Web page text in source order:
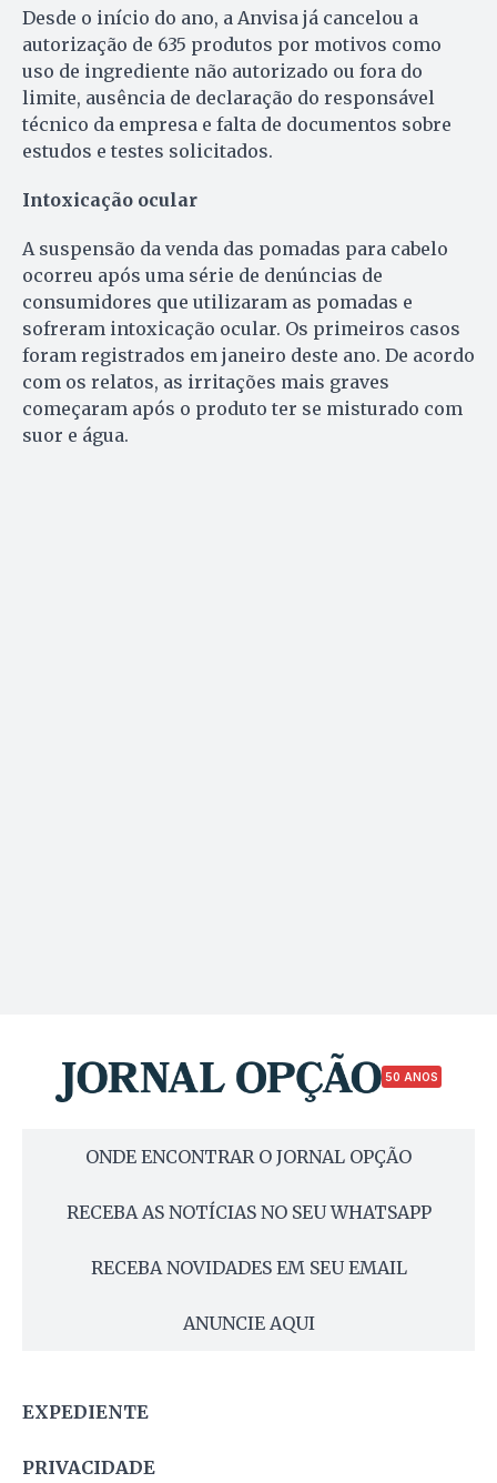
Desde o início do ano, a Anvisa já cancelou a
autorização de 635 produtos por motivos como
uso de ingrediente não autorizado ou fora do
limite, ausência de declaração do responsável
técnico da empresa e falta de documentos sobre
estudos e testes solicitados.
Intoxicação ocular
A suspensão da venda das pomadas para cabelo
ocorreu após uma série de denúncias de
consumidores que utilizaram as pomadas e
sofreram intoxicação ocular. Os primeiros casos
foram registrados em janeiro deste ano. De acordo
com os relatos, as irritações mais graves
começaram após o produto ter se misturado com
suor e água.
50 ANOS
ONDE ENCONTRAR O JORNAL OPÇÃO
RECEBA AS NOTÍCIAS NO SEU WHATSAPP
RECEBA NOVIDADES EM SEU EMAIL
ANUNCIE AQUI
EXPEDIENTE
PRIVACIDADE